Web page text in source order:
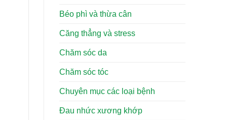
Béo phì và thừa cân
Căng thẳng và stress
Chăm sóc da
Chăm sóc tóc
Chuyên mục các loại bệnh
Đau nhức xương khớp